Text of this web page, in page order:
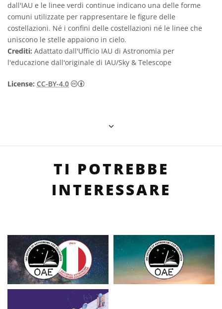
dall'IAU e le linee verdi continue indicano una delle forme
comuni utilizzate per rappresentare le figure delle
costellazioni. Né i confini delle costellazioni né le linee che
uniscono le stelle appaiono in cielo.
Crediti: Adattato dall'Ufficio IAU di Astronomia per
l'educazione dall'originale di IAU/Sky & Telescope
License: CC-BY-4.0 Creative Commons Attribuzione 4.0
TI POTREBBE
INTERESSARE